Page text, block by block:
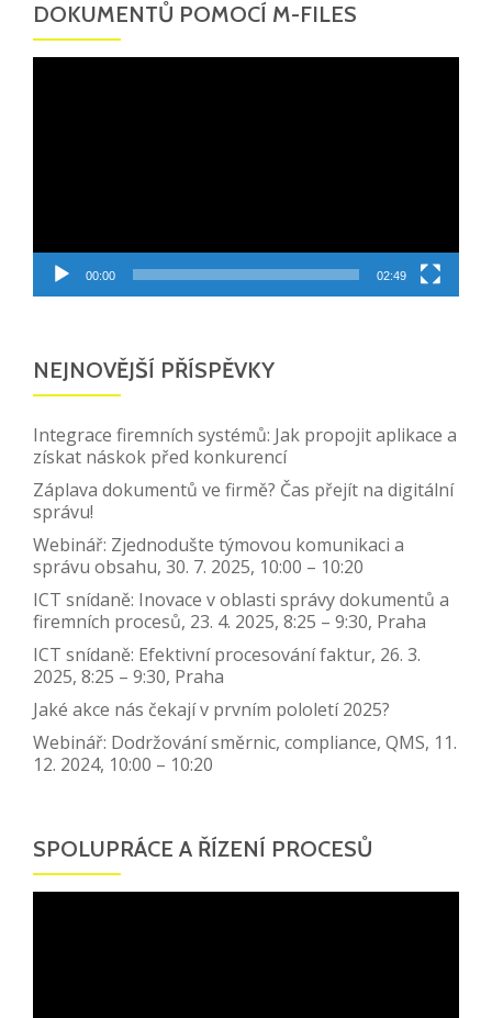
DOKUMENTŮ POMOCÍ M-FILES
00:00 02:49
NEJNOVĚJŠÍ PŘÍSPĚVKY
Integrace firemních systémů: Jak propojit aplikace a
získat náskok před konkurencí
Záplava dokumentů ve firmě? Čas přejít na digitální
správu!
Webinář: Zjednodušte týmovou komunikaci a
správu obsahu, 30. 7. 2025, 10:00 – 10:20
ICT snídaně: Inovace v oblasti správy dokumentů a
firemních procesů, 23. 4. 2025, 8:25 – 9:30, Praha
ICT snídaně: Efektivní procesování faktur, 26. 3.
2025, 8:25 – 9:30, Praha
Jaké akce nás čekají v prvním pololetí 2025?
Webinář: Dodržování směrnic, compliance, QMS, 11.
12. 2024, 10:00 – 10:20
SPOLUPRÁCE A ŘÍZENÍ PROCESŮ